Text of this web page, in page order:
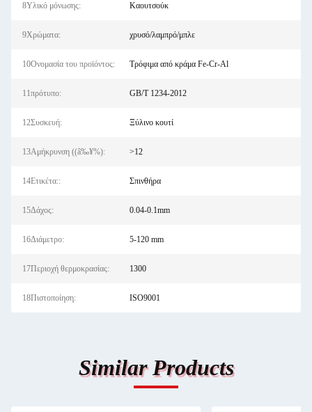
8Υλικό μόνωσης: Καουτσούκ
9Χρώματα: χρυσό/λαμπρό/μπλε
10Ονομασία του προϊόντος: Τρόφιμα από κράμα Fe-Cr-Al
11πρότυπο: GB/T 1234-2012
12Συσκευή: Ξύλινο κουτί
13Αμήκρυνση ((â‰¥%): >12
14Ετικέτα:: Σπινθήρα
15Δάχος: 0.04-0.1mm
16Διάμετρο: 5-120 mm
17Περιοχή θερμοκρασίας: 1300
18Πιστοποίηση: ISO9001
Similar Products